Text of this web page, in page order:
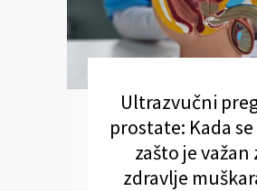
Ultrazvučni
prostate: Kada
zašto je važan
zdravlje